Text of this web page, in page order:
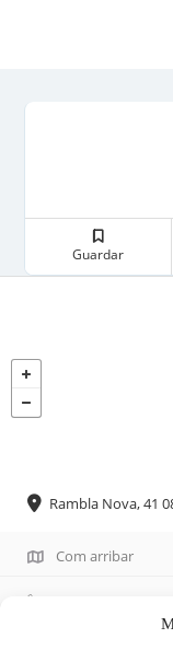
Guardar
Rambla Nova, 41
Com arribar